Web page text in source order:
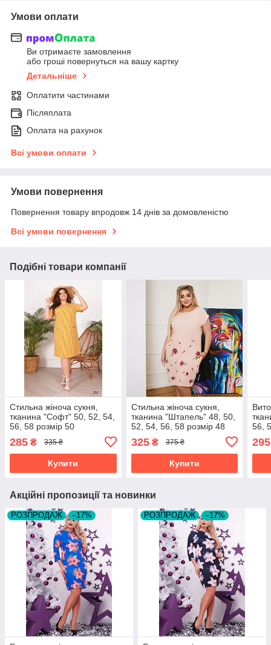
Умови оплати
Ви отримаєте замовлення
або гроші повернуться на вашу картку
Детальніше
Оплатити частинами
Післяплата
Оплата на рахунок
Всі умови оплати
Умови повернення
Повернення товару впродовж 14 днів за домовленістю
Всі умови повернення
Подібні товари компанії
Стильна жіноча сукня,
тканина "Софт" 50, 52, 54,
56, 58 розмір 50
285 ₴ 335 ₴
Купити
Стильна жіноча сукня,
тканина "Штапель" 48, 50,
52, 54, 56, 58 розмір 48
325₴ 375 ₴
Купити
56,
295
Акційні пропозиції та новинки
РОЗПРОДАЖ –17% РОЗПРОДАЖ –17%